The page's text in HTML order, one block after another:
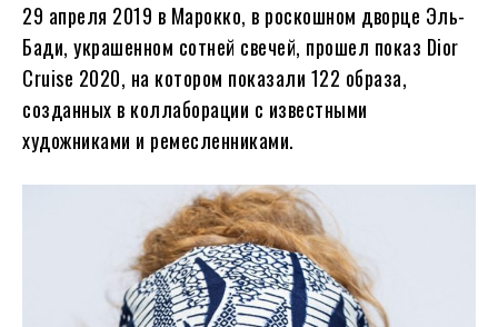
29 апреля 2019 в Марокко, в роскошном дворце Эль-
Бади, украшенном сотней свечей, прошел показ Dior
Cruise 2020, на котором показали 122 образа,
созданных в коллаборации с известными
художниками и ремесленниками.